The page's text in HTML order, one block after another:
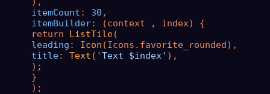
itemCount : 30 ,
itemBuilder: (context , index) {
return
ListTile(
leading : Icon (Icons.favorite_rounded),
title: Text ( 'Text $index' ),
);
}
);